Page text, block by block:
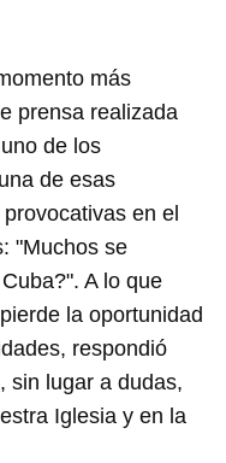
más
prensa realizada
de los
de esas
en el
"Muchos se
A lo que
la oportunidad
respondió
sin lugar a dudas,
Iglesia y en la